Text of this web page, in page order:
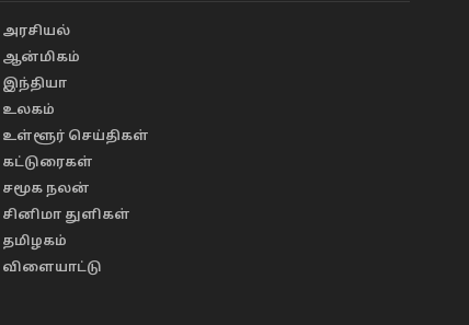
அரசியல்
ஆன்மிகம்
இந்தியா
உலகம்
உள்ளூர் செய்திகள்
கட்டுரைகள்
சமூக நலன்
சினிமா துளிகள்
தமிழகம்
விளையாட்டு